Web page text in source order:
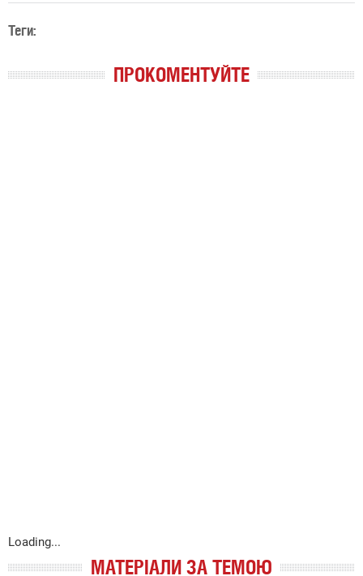
Теги:
ПРОКОМЕНТУЙТЕ
Loading...
МАТЕРІАЛИ ЗА ТЕМОЮ